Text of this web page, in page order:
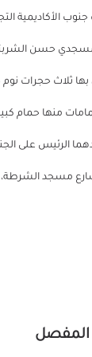
الأكاديمية
حسن
والإيجار شامل الجنينة 50ألف مصري
المفصل